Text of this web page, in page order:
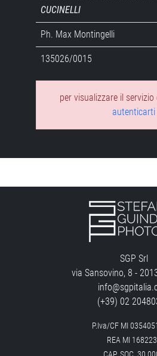
CUCINELLI
Ph. Max Montingelli
135026/0015
per visualizzare il servizio
autenticarti
SGP Srl
via Sansovino, 8 -
(+39) 02
P.Iva/CF MI
REA MI